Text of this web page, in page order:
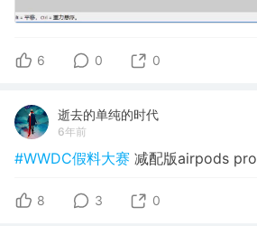
6 0 0
逝去的单纯的时代
6年前
#WWDC假料大赛 减配版airpods pro
8 3 0